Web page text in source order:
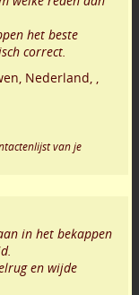
het beste
correct.
, Nederland, ,
van je
in het bekappen
en wijde